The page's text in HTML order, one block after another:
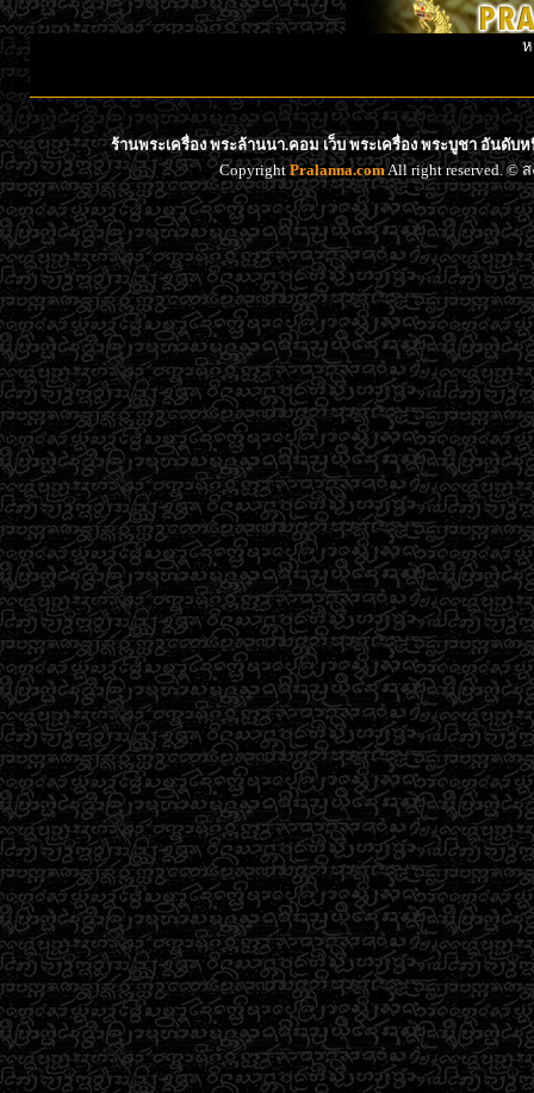
ร้านพระเครื่อง พระล้านนา.คอม เว็บ พระเครื่อง พระบูชา อันดับ
CopyrightPralanna.comAll right reserved. ©